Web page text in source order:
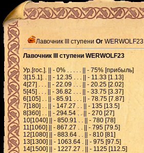
Лавочник III ступени Or WERWOLF23
Лавочник III ступени WERWOLF23
Ур.[гос.]. || - 0% . . . . . || - 75% [прибыль]
3[15.1]. . || - 12.35 . . . || - 11.33 [1.13]
4[27] . . . || - 22.09 . . . || - 20.25 [2.02]
5[45] . . . || - 36.82 . . . || - 33.75 [3.37]
6[105] . . || - 85.91 . . . || - 78.75 [7.87]
7[180] . . || - 147.27 . . || - 135 [13.5]
8[360] . . || - 294.54 . . || - 270 [27]
10[1040] || - 850.91 . . || - 780 [78]
11[1060] || - 867.27 . . || - 795 [79.5]
12[1080] || - 883.64 . . || - 810 [81]
13[1300] || - 1063.64 . || - 975 [97.5]
14[1500] || - 1227.27 . || - 1125 [112.5]